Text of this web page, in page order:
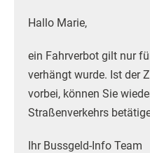
Hallo Marie,
ein Fahrverbot gilt nur
verhängt wurde. Ist der
vorbei, können Sie
Straßenverkehrs
Ihr Bussgeld-Info Team